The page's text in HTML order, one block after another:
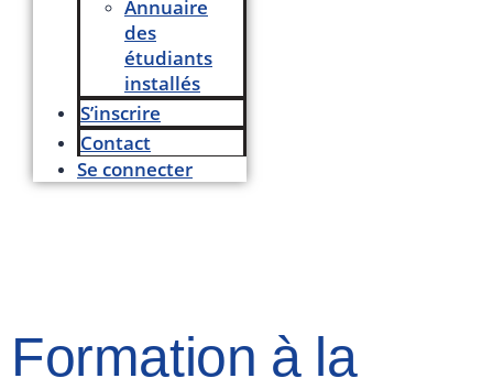
Annuaire
des
étudiants
installés
S’inscrire
Contact
Se connecter
Formation à la